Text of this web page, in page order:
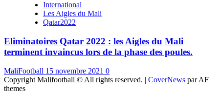
International
Les Aigles du Mali
Qatar2022
Eliminatoires Qatar 2022 : les Aigles du Mali
terminent invaincus lors de la phase des poules.
MaliFootball 15 novembre 2021 0
Copyright Malifootball © All rights reserved. | CoverNews par AF
themes